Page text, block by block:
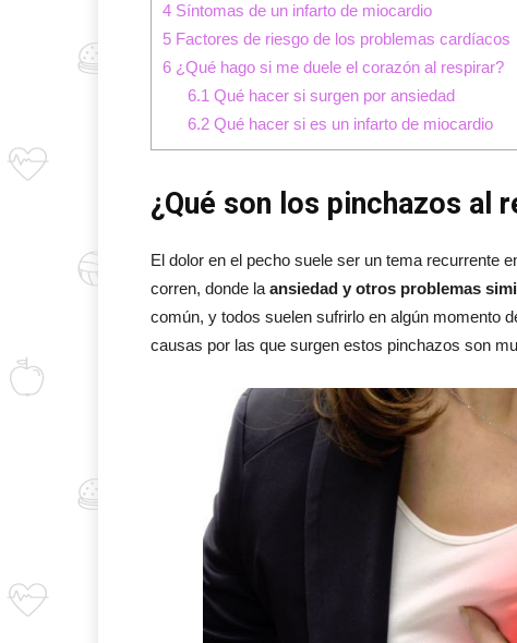
4 Síntomas de un infarto de miocardio
5 Factores de riesgo de los problemas cardíacos
6 ¿Qué hago si me duele el corazón al respirar?
6.1 Qué hacer si surgen por ansiedad
6.2Qué hacer si es un infarto de miocardio
¿Qué son los pinchazos al
El dolor en el pecho suele ser un tema recurrente
corren, donde la ansiedad y otros problemas
común, y todos suelen sufrirlo en algún momento
causas por las que surgen estos pinchazos son